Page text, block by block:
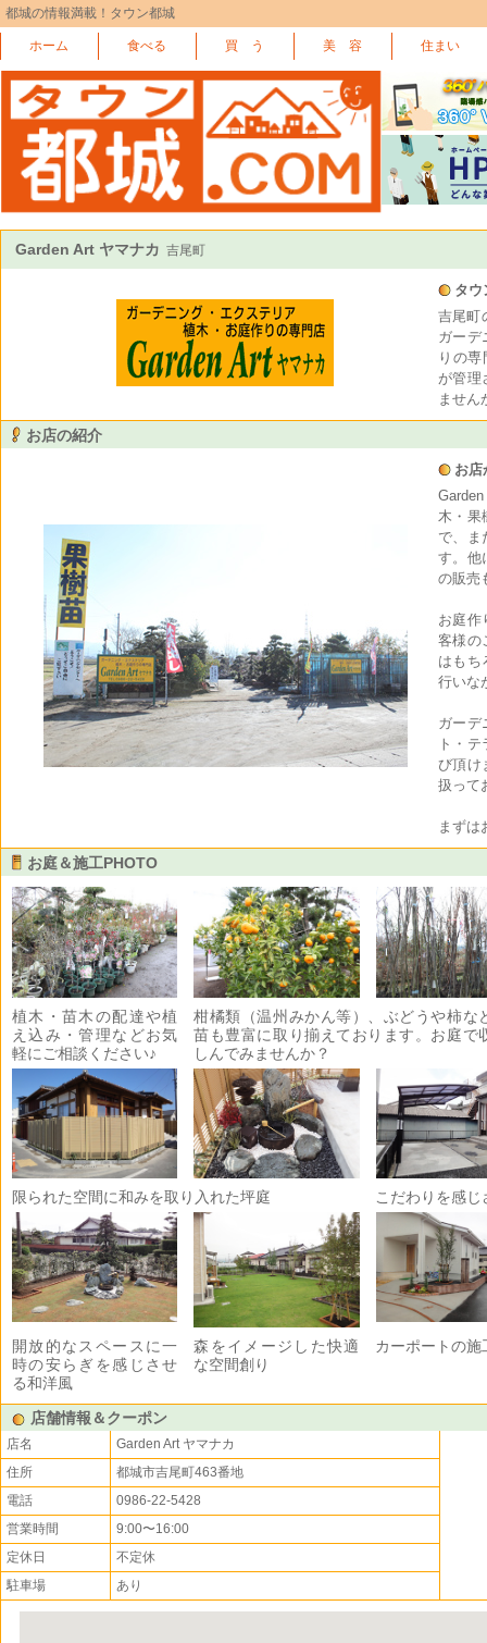
都城の情報満載！タウン都城
ホーム 食べる 買 う 美 容 住まい
Garden Art ヤマナカ 吉尾町
タウ
吉尾町
ガーデ
りの専
が管理
ませ
お店の紹介
お店
木・果
で、ま
す。他
の販売
お庭作
客様の
はもち
行いな
ガーデ
ト・
び頂け
扱って
まずは
お庭＆施工PHOTO
植木・苗木の配達や植
え込み・管理などお気
軽にご相談ください♪
柑橘類（温州みかん等）、ぶどうや柿な
苗も豊富に取り揃えております。お庭で
しんでみませんか？
限られた空間に和みを取り入れた坪庭 こだわりを感
開放的なスペースに一
時の安らぎを感じさせ
る和洋風
森をイメージした快適
な空間創り
カーポートの
店舗情報＆クーポン
店名
Garden Art ヤマナカ
住所
都城市吉尾町463番地
電話
0986-22-5428
営業時間
9:00〜16:00
定休日
不定休
駐車場
あり